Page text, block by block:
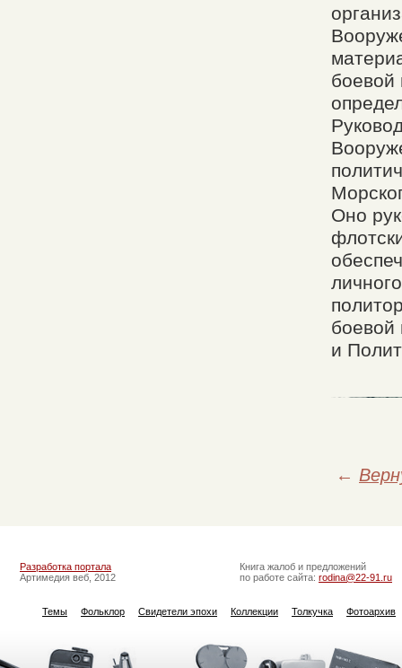
боевой
Оно
боевой
и
←
Разработка портала
Артимедия веб, 2012
Книга жалоб и предложений
по работе сайта: rodina@22-91.ru
Темы Фольклор Свидетели эпохи Коллекции Толкучка Фотоархив